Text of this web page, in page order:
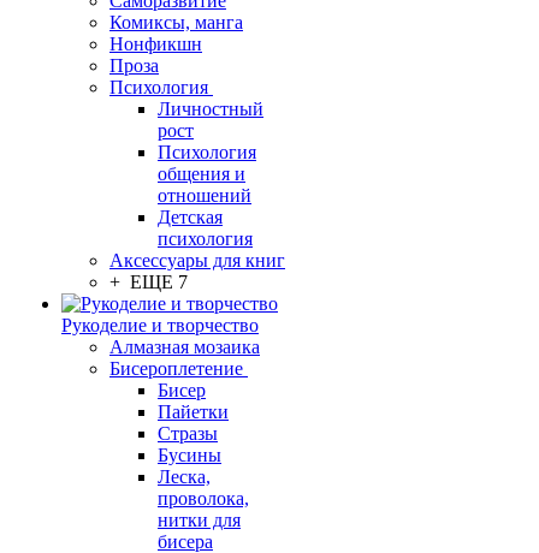
Комиксы, манга
Нонфикшн
Проза
Психология
Личностный
рост
Психология
общения и
отношений
Детская
психология
Аксессуары для книг
+ ЕЩЕ 7
Рукоделие и творчество
Алмазная мозаика
Бисероплетение
Бисер
Пайетки
Стразы
Бусины
Леска,
проволока,
нитки для
бисера